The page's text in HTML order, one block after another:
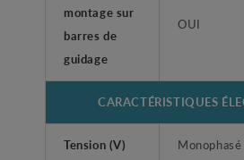
montage sur
barres de
guidage
OUI
CARACTÉRISTIQUES
Tension (V)